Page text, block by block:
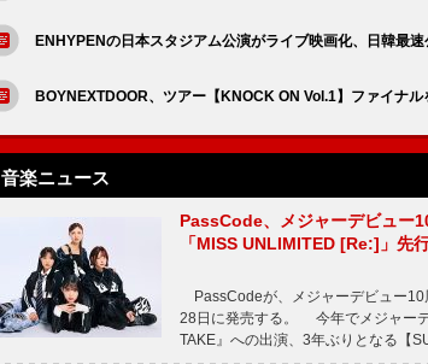
ENHYPENの日本スタジアム公演がライブ映画化、日韓最速
BOYNEXTDOOR、ツアー【KNOCK ON Vol.1】ファイナ
音楽ニュース
PassCode、メジャーデビュー
「MISS UNLIMITED [Re:]」先
PassCodeが、メジャーデビュー10
28日に発売する。 今年でメジャー
TAKE』への出演、3年ぶりとなる【